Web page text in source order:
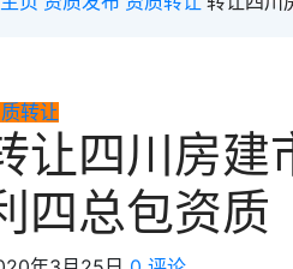
转让
让四川房建
四总包资质